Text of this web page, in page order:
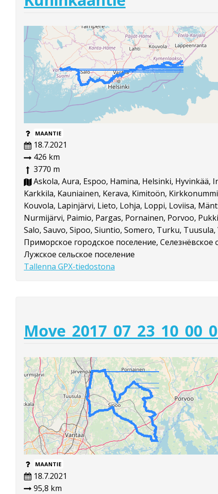
MAANTIE
18.7.2021
426 km
3770 m
Askola, Aura, Espoo, Hamina, Helsinki, Hyvinkää,
Karkkila, Kauniainen, Kerava, Kimitoön,
Kouvola, Lapinjärvi, Lieto, Lohja, Loppi, Loviisa,
Nurmijärvi, Paimio, Pargas, Pornainen, Porvoo,
Salo, Sauvo, Sipoo, Siuntio, Somero, Turku,
Приморское городское поселение, Селезнёвское
Лужское сельское поселение
Tallenna GPX-tiedostona
MAANTIE
18.7.2021
95,8 km